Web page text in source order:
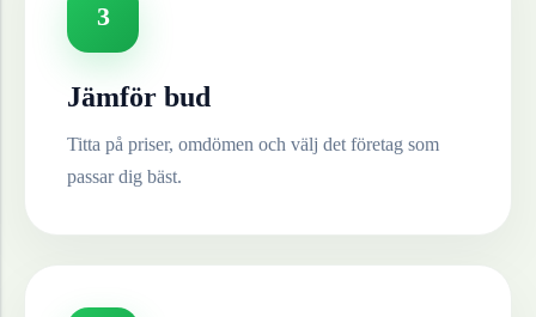
3
Jämför bud
Titta på priser, omdömen och välj det företag som
passar dig bäst.